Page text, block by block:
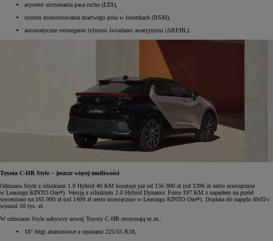
asystent utrzymania pasa ruchu (LTA),
system monitorowania martwego pola w lusterkach (BSM),
automatyczne ostrzeganie tylnymi światłami awaryjnymi (ARFHL).
Toyota C-HR Style – jeszcze więcej możliwości
Odmiana Style z silnikiem 1.8 Hybrid 40 KM kosztuje już od 156 900 zł (od 1396 zł netto miesięcznie
w Leasingu KINTO One*). Wersję z silnikiem 2.0 Hybrid Dynamic Force 197 KM z napędem na przód
wyceniono na 165 900 zł (od 1499 zł netto miesięcznie w Leasingu KINTO One*). Dopłata do napędu AWD-i
wynosi 10 tys. zł.
W odmianie Style nabywcy nowej Toyoty C-HR otrzymają m.in.:
18" felgi aluminiowe z oponami 225/55 R18,